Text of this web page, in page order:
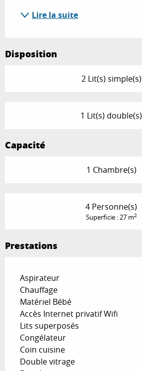
Lire la suite
Disposition
2 Lit(s) simple(s)
1 Lit(s) double(s)
Capacité
1 Chambre(s)
4 Personne(s)
Superficie : 27 m2
Prestations
Aspirateur
Chauffage
Matériel Bébé
Accès Internet privatif Wifi
Lits superposés
Congélateur
Coin cuisine
Double vitrage